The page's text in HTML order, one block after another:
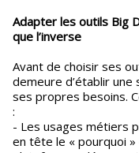
Adapter les outils Big
que l’inverse
Avant de choisir ses
demeure d’établir
ses propres besoins.
:
- Les usages métiers
en tête le « pourquoi